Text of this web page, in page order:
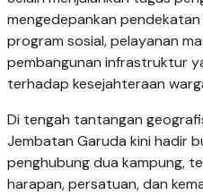
mengedepankan
program sosial, pelayanan
pembangunan infrastruktur
terhadap kesejahteraan
Di tengah tantangan
Jembatan Garuda kini hadir
penghubung dua kampung,
harapan, persatuan, dan